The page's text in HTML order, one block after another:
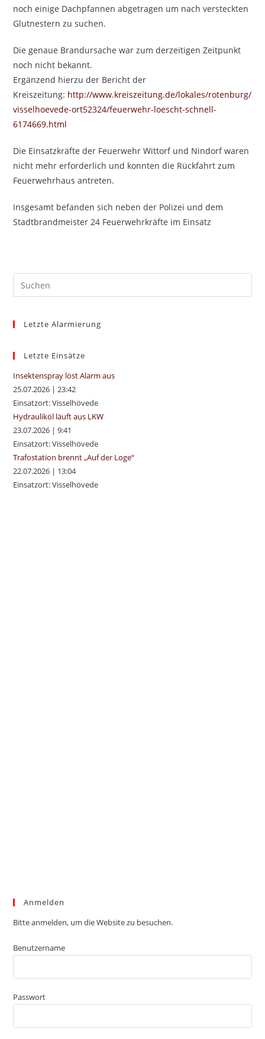
noch einige Dachpfannen abgetragen um nach versteckten
Glutnestern zu suchen.
Die genaue Brandursache war zum derzeitigen Zeitpunkt
noch nicht bekannt.
Ergänzend hierzu der Bericht der
Kreiszeitung: http://www.kreiszeitung.de/lokales/rotenburg/
visselhoevede-ort52324/feuerwehr-loescht-schnell-
6174669.html
Die Einsatzkräfte der Feuerwehr Wittorf und Nindorf waren
nicht mehr erforderlich und konnten die Rückfahrt zum
Feuerwehrhaus antreten.
Insgesamt befanden sich neben der Polizei und dem
Stadtbrandmeister 24 Feuerwehrkräfte im Einsatz
Letzte Alarmierung
Letzte Einsätze
Insektenspray löst Alarm aus
25.07.2026 |23:42
Einsatzort: Visselhövede
Hydrauliköl läuft aus LKW
23.07.2026 |9:41
Einsatzort: Visselhövede
Trafostation brennt „Auf der Loge“
22.07.2026 | 13:04
Einsatzort: Visselhövede
Anmelden
Bitte anmelden, um die Website zu besuchen.
Benutzername
Passwort